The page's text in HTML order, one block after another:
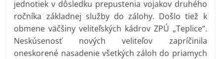
jednotiek v dôsledku prepustenia vojakov druhého
ročníka základnej služby do zálohy. Došlo tiež k
obmene väčšiny veliteľských kádrov ZPÚ „Teplice“.
Neskúsenosť nových veliteľov zapríčinila
oneskorené nasadenie všetkých záloh do priamych